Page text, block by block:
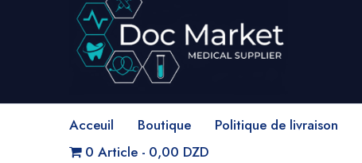
Acceuil Boutique Politique de livraison
0 Article
0,00 DZD